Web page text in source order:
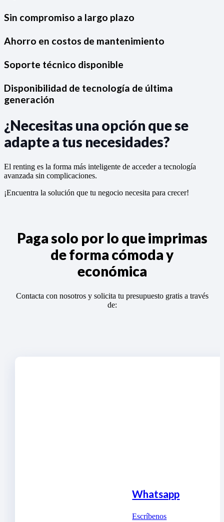
Sin compromiso a largo plazo
Ahorro en costos de mantenimiento
Soporte técnico disponible
Disponibilidad de tecnología de última
generación
¿Necesitas una opción que se
adapte a tus necesidades?
El renting es la forma más inteligente de acceder a tecnología
avanzada sin complicaciones.
¡Encuentra la solución que tu negocio necesita para crecer!
Paga solo por lo que imprimas
de forma cómoda y
económica
Contacta con nosotros y solicita tu presupuesto gratis a través
de:
Whatsapp
Escríbenos